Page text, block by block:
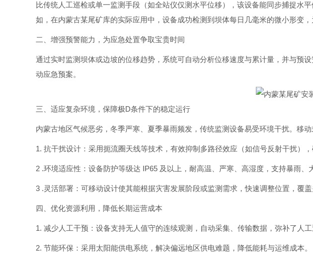
比传统人工巡检或单一监测手段（如全站仪仅测水平位移），该设备能同步捕捉水
如，在内蒙古某尾矿库的实际应用中，设备成功检测到坝体每日几毫米的微小形变，
二、增强预警能力，为应急处置争取宝贵时间
通过实时监测坝体或边坡的位移趋势，系统可自动分析位移速度与累计量，并与预
动应急预案。
三、适应复杂环境，保障极D条件下的稳定运行
内蒙古地区气候恶劣，冬季严寒、夏季暴雨频发，传统监测设备易受环境干扰。移
1. 抗干扰设计：采用扼流圈天线等技术，有效抑制多路径效应（如信号反射干扰），
2 .环境适应性：设备防护等级达 IP65 及以上，耐高温、严寒、高湿度，支持暴雨、
3 .灵活部署：可移动设计使其能根据灾害发展阶段或监测需求，快速调整位置，覆
四、优化资源利用，降低长期运营成本
1. 减少人工干预：设备支持无人值守的连续观测，自动采集、传输数据，弥补了人工
2. 节能环保：采用太阳能供电系统，解决偏远地区供电难题，降低能耗与运维成本。